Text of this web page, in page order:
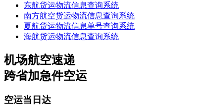
东航货运物流信息查询系统
南方航空货运物流信息查询系统
夏航货运物流信息单号查询系统
海航货运物流信息查询系统
机场航空速递
跨省加急件空运
空运当日达